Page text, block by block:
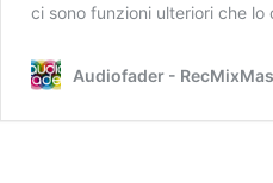
ci sono funzioni ulteriori che
Audiofader -